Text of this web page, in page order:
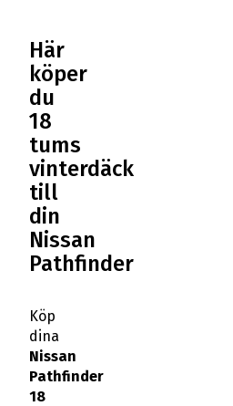
Här
köper
du
18
tums
vinterdäck
till
din
Nissan
Pathfinder
Köp
dina
Nissan
Pathfinder
18